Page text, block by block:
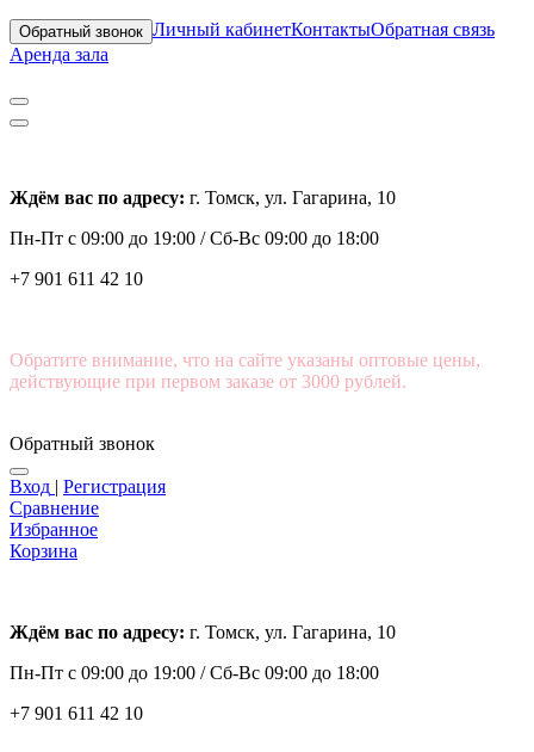
Обратный звонок Личный кабинетКонтактыОбратная связь
Аренда зала
Ждём вас по адресу: г. Томск, ул. Гагарина, 10
Пн-Пт с 09:00 до 19:00 /Сб-Вс 09:00 до 18:00
+7 901 611 42 10
Обратите внимание, что на сайте указаны оптовые цены,
действующие при первом заказе от 3000 рублей.
Обратный звонок
Вход | Регистрация
Сравнение
Избранное
Корзина
Ждём вас по адресу: г. Томск, ул. Гагарина, 10
Пн-Пт с 09:00 до 19:00 /Сб-Вс 09:00 до 18:00
+7 901 611 42 10